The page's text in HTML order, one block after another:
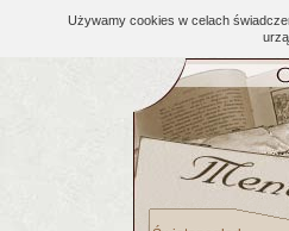
Używamy cookies w celach